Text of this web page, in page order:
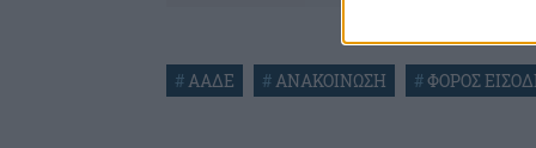
# ΑΑΔΕ # ΑΝΑΚΟΙΝΩΣΗ #ΦΟΡΟΣ